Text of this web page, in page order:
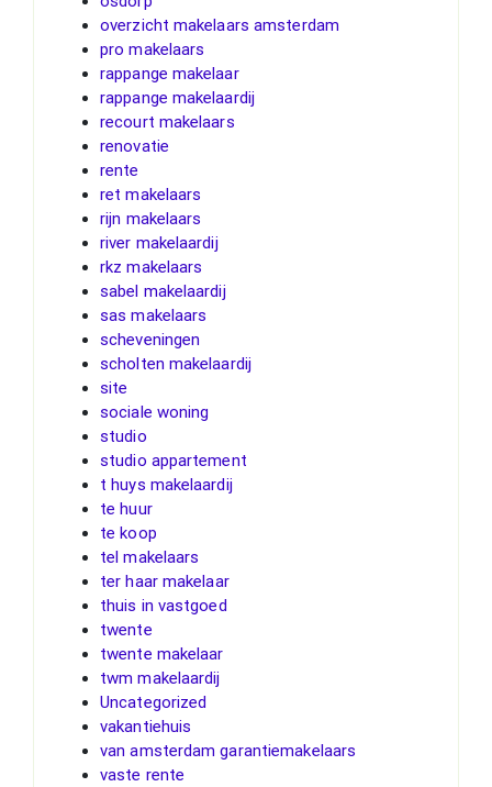
overzicht makelaars amsterdam
pro makelaars
rappange makelaar
rappange makelaardij
recourt makelaars
renovatie
rente
ret makelaars
rijn makelaars
river makelaardij
rkz makelaars
sabel makelaardij
sas makelaars
scheveningen
scholten makelaardij
site
sociale woning
studio
studio appartement
t huys makelaardij
te huur
te koop
tel makelaars
ter haar makelaar
thuis in vastgoed
twente
twente makelaar
twm makelaardij
Uncategorized
vakantiehuis
van amsterdam garantiemakelaars
vaste rente